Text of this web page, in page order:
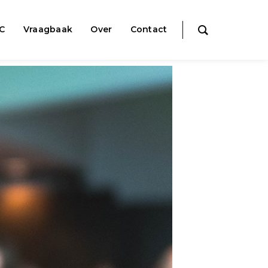
Vraagbaak Over Contact